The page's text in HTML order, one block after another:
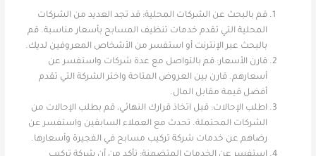
قم بالبحث عن الشركات المحلية: قد تجد العديد من الشركات
المحلية التي تقدم خدمات تنظيف المسابح بأسعار مناسبة. قم
بالبحث عبر الإنترنت أو استفسر من الأشخاص المعروفين لديك.
قارن الأسعار: قم بالتواصل مع عدة شركات واستفسر عن
أسعارهم. قارن بين العروض المتاحة واختر الشركة التي تقدم
أفضل قيمة مقابل المال.
اطلب الإحالات: قبل اتخاذ قرارك النهائي، قم بطلب الإحالات من
الشركات المحتملة. تحدث مع العملاء السابقين واستفسر عن
رضاهم عن خدمات شركة تركيب مسابح في الفجيرة وأسعارها.